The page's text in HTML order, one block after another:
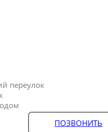
переулок
ПОЗВОНИТЬ